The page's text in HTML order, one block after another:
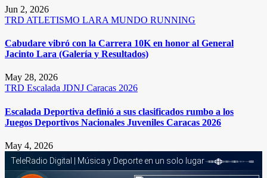
Jun 2, 2026
TRD ATLETISMO LARA MUNDO RUNNING
Cabudare vibró con la Carrera 10K en honor al General
Jacinto Lara (Galería y Resultados)
May 28, 2026
TRD Escalada JDNJ Caracas 2026
Escalada Deportiva definió a sus clasificados rumbo a los
Juegos Deportivos Nacionales Juveniles Caracas 2026
May 4, 2026